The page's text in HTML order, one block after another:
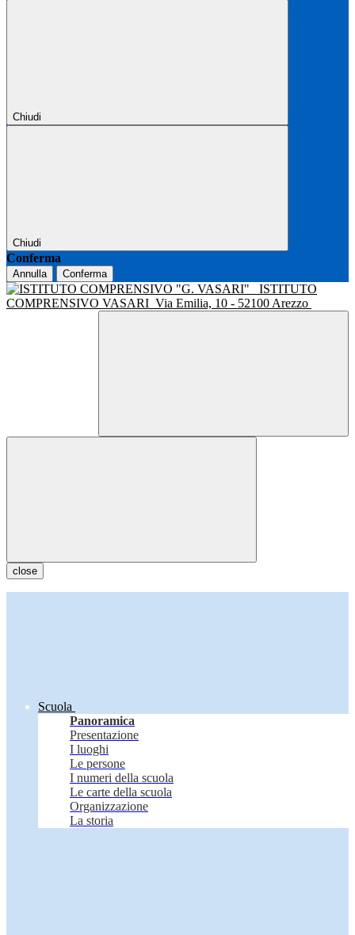
Chiudi
Chiudi
Conferma
Annulla Conferma
ISTITUTO
COMPRENSIVO VASARI Via Emilia, 10 - 52100 Arezzo
close
Scuola
Panoramica
Presentazione
I luoghi
Le persone
I numeri della scuola
Le carte della scuola
Organizzazione
La storia